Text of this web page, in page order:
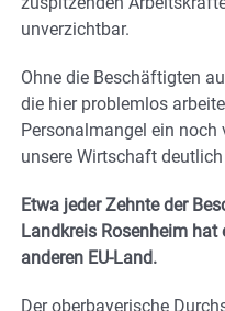
unverzichtbar.
Ohne die Beschäftigten
die hier problemlos
Personalmangel ein noch
unsere Wirtschaft deutlich
Etwa jeder Zehnte der
Landkreis Rosenheim hat
anderen EU-Land.
Der oberbayerische